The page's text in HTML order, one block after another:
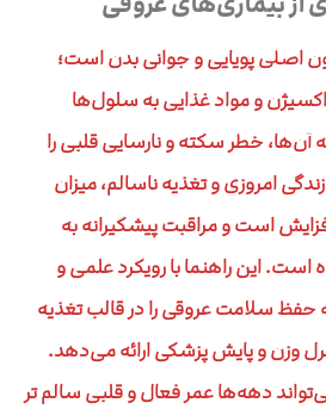
اصلی پویایی و جوانی بدن است؛
و مواد غذایی به سلول‌ها
خطر سکته و نارسایی قلبی را
امروزی و تغذیه ناسالم، میزان
است و مراقبت پیشگیرانه به
این راهنما با رویکرد علمی و
سلامت عروقی را در قالب تغذیه
وزن و پایش پزشکی ارائه می‌دهد.
دهه‌ها عمر فعال و قلبی سالم‌ تر